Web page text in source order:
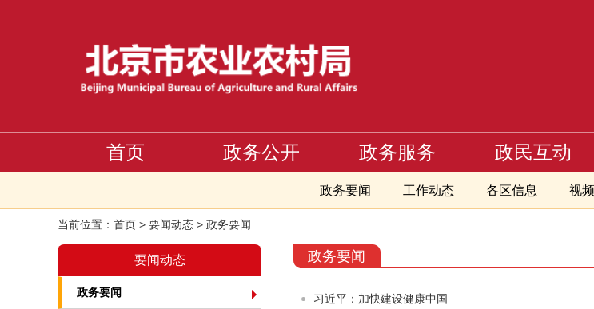
首页 政务公开 政务服务 政民互动
政务要闻 工作动态 各区信息 视
当前位置： 首页 > 要闻动态 > 政务要闻
要闻动态
政务要闻
政务要闻
习近平：加快建设健康中国